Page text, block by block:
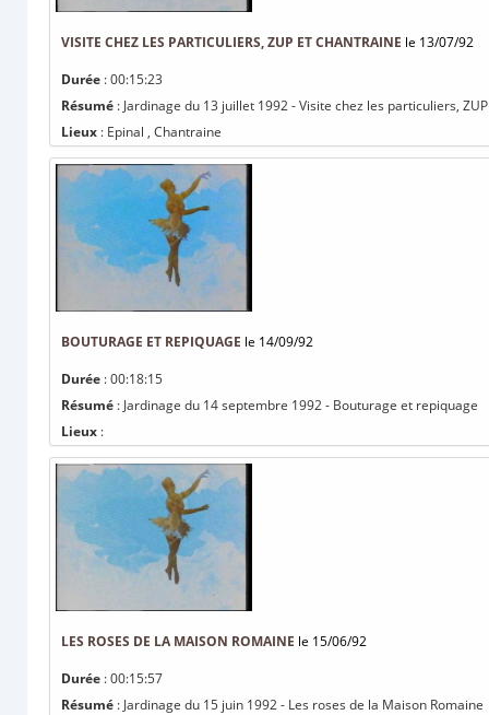
VISITE CHEZ LES PARTICULIERS, ZUP ET CHANTRAINE le 13/07/92
Durée : 00:15:23
Résumé : Jardinage du 13 juillet 1992 - Visite chez les particuliers,
Lieux : Epinal , Chantraine
BOUTURAGE ET REPIQUAGE le 14/09/92
Durée : 00:18:15
Résumé : Jardinage du 14 septembre 1992 - Bouturage et repiquage
Lieux :
LES ROSES DE LA MAISON ROMAINE le 15/06/92
Durée : 00:15:57
Résumé : Jardinage du 15 juin 1992 - Les roses de la Maison Romaine